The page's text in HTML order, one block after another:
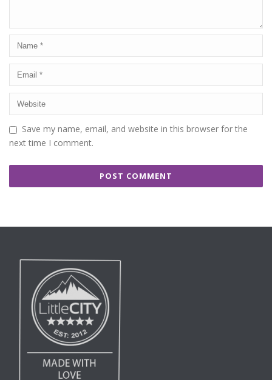
Save my name, email, and website in this browser for the
next time I comment.